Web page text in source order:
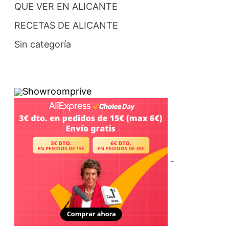
QUE VER EN ALICANTE
RECETAS DE ALICANTE
Sin categoría
Showroomprive
-